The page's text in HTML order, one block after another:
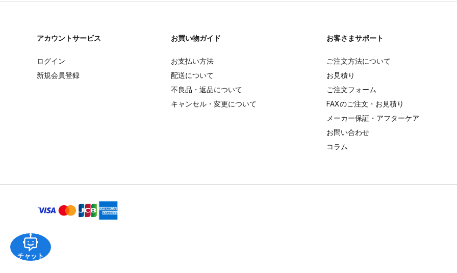
チャット
アカウントサービス
ログイン
新規会員登録
お買い物ガイド
お支払い方法
配送について
不良品・返品について
キャンセル・変更について
お客さまサポート
ご注文方法について
お見積り
ご注文フォーム
FAXのご注文・お見積り
メーカー保証・アフターケア
お問い合わせ
コラム